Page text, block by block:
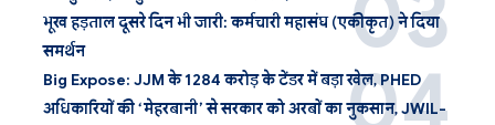
भूख हड़ताल दूसरे दिन भी जारी: कर्मचारी महासंघ (एकीकृत) ने दिया
समर्थन
Big Expose: JJM के 1284 करोड़ के टेंडर में बड़ा खेल, PHED
अधिकारियों की ‘मेहरबानी’ से सरकार को अरबों का नुकसान, JWIL-